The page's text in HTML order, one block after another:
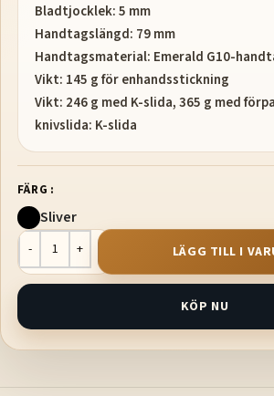
Bladtjocklek: 5 mm
Handtagslängd: 79 mm
Handtagsmaterial: Emerald G10-
Vikt: 145 g för enhandsstickning
Vikt: 246 g med K-slida, 365 g med
knivslida: K-slida
FÄRG
Sliver
LÄGG TILL I
KÖP NU